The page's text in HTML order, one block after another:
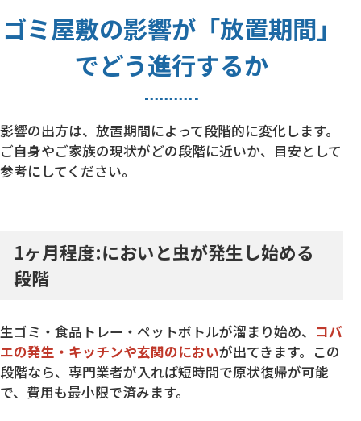
ゴミ屋敷の影響が「放置期間」
でどう進行するか
影響の出方は、放置期間によって段階的に変化します。
ご自身やご家族の現状がどの段階に近いか、目安として
参考にしてください。
1ヶ月程度:においと虫が発生し始める
段階
生ゴミ・食品トレー・ペットボトルが溜まり始め、 コバ
エの発生・キッチンや玄関のにおいが出てきます。この
段階なら、専門業者が入れば短時間で原状復帰が可能
で、費用も最小限で済みます。